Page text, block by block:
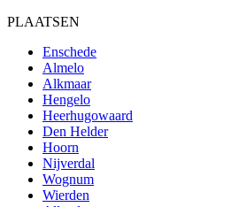
PLAATSEN
Enschede
Almelo
Alkmaar
Hengelo
Heerhugowaard
Den Helder
Hoorn
Nijverdal
Wognum
Wierden